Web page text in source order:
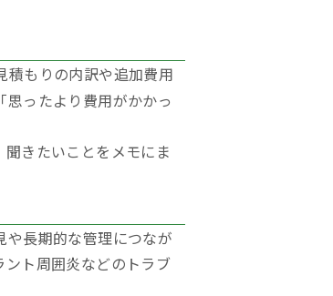
積もりの内訳や追加費用
ったより費用がかかっ
きたいことをメモにま
や長期的な管理につなが
ト周囲炎などのトラブ